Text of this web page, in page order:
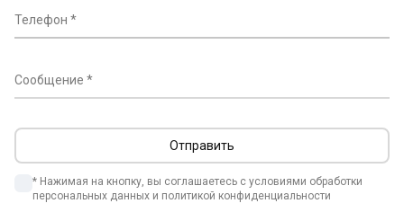
Телефон
Сообщение
* Нажимая на кнопку, вы соглашаетесь с условиями обработки
персональных данных и политикой конфиденциальности